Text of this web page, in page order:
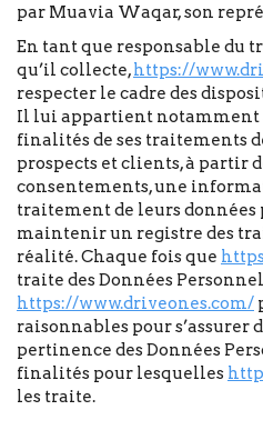
par Muavia Waqar, son
En tant que responsable du
qu’il collecte,https://
respecter le cadre des
Il lui appartient notamment
finalités de ses traitements
prospects et clients, à partir
consentements, une
traitement de leurs données
maintenir un registre des
réalité. Chaque fois que
traite des Données
https://www.driveones.com/
raisonnables pour s’assurer
pertinence des Données
finalités pour lesquelles
les traite.